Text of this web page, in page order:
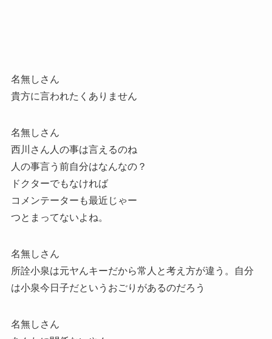
名無しさん
貴方に言われたくありません
名無しさん
西川さん人の事は言えるのね
人の事言う前自分はなんなの？
ドクターでもなければ
コメンテーターも最近じゃー
つとまってないよね。
名無しさん
所詮小泉は元ヤんキーだから常人と考え方が違う。自分
は小泉今日子だというおごりがあるのだろう
名無しさん